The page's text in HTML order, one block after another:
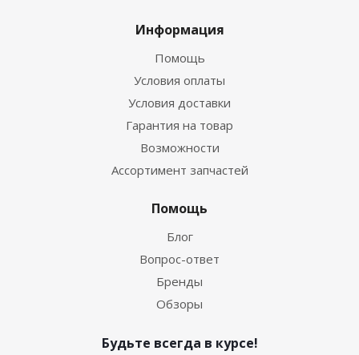
Информация
Помощь
Условия оплаты
Условия доставки
Гарантия на товар
Возможности
Ассортимент запчастей
Помощь
Блог
Вопрос-ответ
Бренды
Обзоры
Будьте всегда в курсе!